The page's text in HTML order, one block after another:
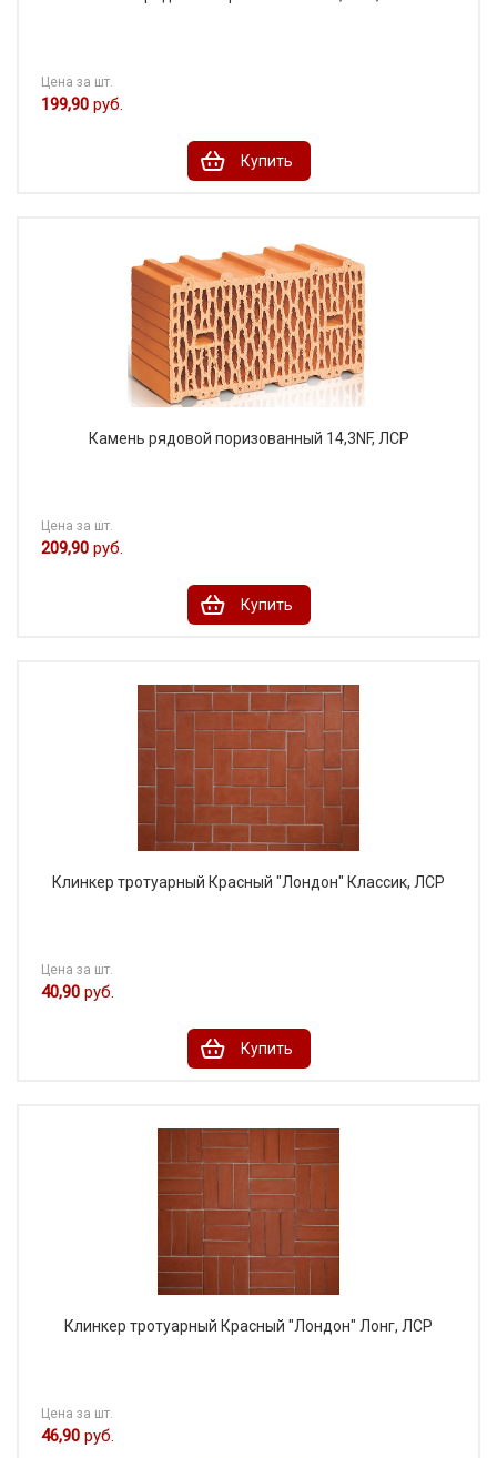
Цена за шт.
199,90 руб.
Купить
Камень рядовой поризованный 14,3NF, ЛСР
Цена за шт.
209,90 руб.
Купить
Клинкер тротуарный Красный "Лондон" Классик, ЛСР
Цена за шт.
40,90 руб.
Купить
Клинкер тротуарный Красный "Лондон" Лонг, ЛСР
Цена за шт.
46,90 руб.